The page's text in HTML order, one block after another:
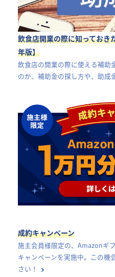
飲食店開業の際に知っておき
年版】
飲食店の開業の際に使える補助
のか、補助金の探し方や、助成
成約キャンペーン
施主会員様限定の、Amazonギ
キャンペーンを実施中。この機
さい！